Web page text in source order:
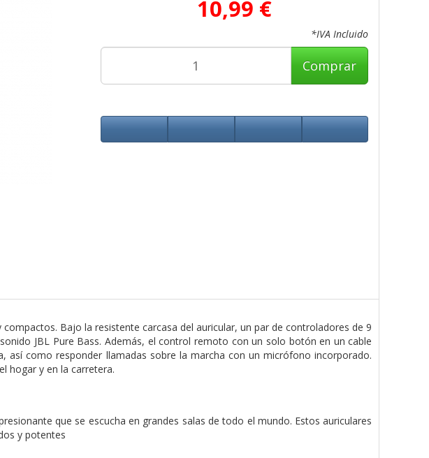
10,99 €
*IVA Incluido
Comprar
Bajo la resistente carcasa del auricular, un par de controladores de 9
JBL Pure Bass. Además, el control remoto con un solo botón en un cable
así como responder llamadas sobre la marcha con un micrófono incorporado.
hogar y en la carretera.
que se escucha en grandes salas de todo el mundo. Estos auriculares
y potentes